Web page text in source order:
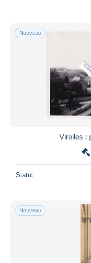
Nouveau
Virelles :
Statut
Nouveau